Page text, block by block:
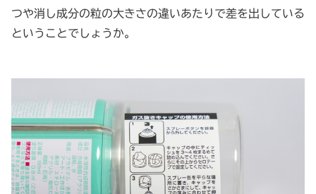
つや消し成分の粒の大きさの違いあたりで差を出している
ということでしょうか。